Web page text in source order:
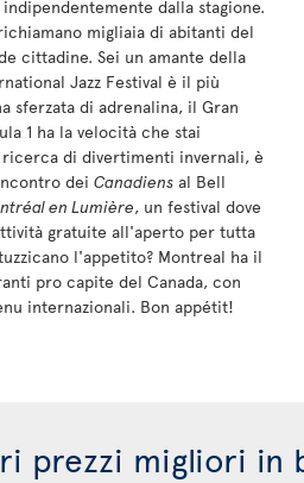
dalla stagione.
migliaia di abitanti del
cittadine. Sei un amante della
Jazz Festival è il più
sferzata di adrenalina, il Gran
1 ha la velocità che stai
di divertimenti invernali, è
dei Canadiens al Bell
en Lumière, un festival dove
gratuite all'aperto per tutta
l'appetito? Montreal ha il
pro capite del Canada, con
internazionali. Bon appétit!
prezzi migliori in